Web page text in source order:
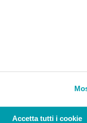
Accetta tutti i cookie